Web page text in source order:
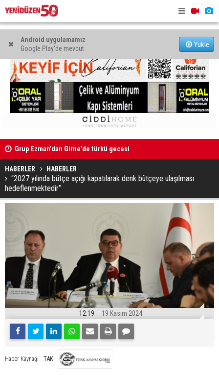
Android uygulamamız
Google Play'de mevcut
Yükle
iş Grup Ezman’dan Girne’de türkü gecesi
HABERLER HABERLER
“2027 yılında bütçe açığı kapatılarak denk bütçeye ulaşılması
hedeflenmektedir”
12:19 19 Kasım 2024
Haber Kaynağı TAK